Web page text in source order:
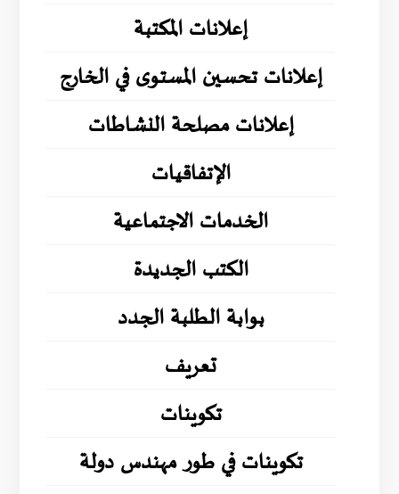
إعلانات المكتبة
إعلانات تحسين المستوى في الخارج
إعلانات مصلحة النشاطات
الإتفاقيات
الخدمات الاجتماعية
الكتب الجديدة
بوابة الطلبة الجدد
تعريف
تكوينات
تكوينات في طور مهندس دولة